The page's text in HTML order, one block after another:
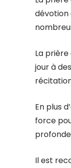
dévotion
La
jour à
En plus
force
Il est